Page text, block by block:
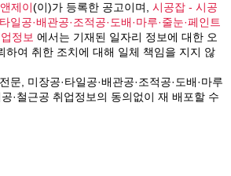
제이(이)가 등록한 공고이며, 시공잡 - 시공
일공·배관공·조적공·도배·마루·줄눈·페인트
정보 에서는 기재된 일자리 정보에 대한 오
하여 취한 조치에 대해 일체 책임을 지지 않
문, 미장공·타일공·배관공·조적공·도배·마루
공·철근공 취업정보의 동의없이 재 배포할 수